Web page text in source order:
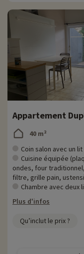
Appartement
40 m²
Coin salon avec un
Cuisine équipée
ondes, four
filtre, grille pain,
Chambre avec deux
Plus d'infos
Qu’inclut le prix ?